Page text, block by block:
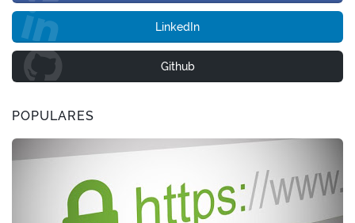
LinkedIn
Github
POPULARES